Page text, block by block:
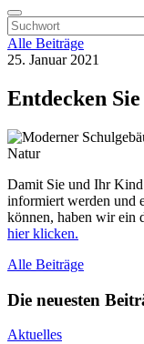
Alle Beiträge
25. Januar 2021
Entdecken
Damit Sie und Ihr
informiert werden und
können, haben wir ein
hier klicken.
Alle Beiträge
Die neuesten
Aktuelles